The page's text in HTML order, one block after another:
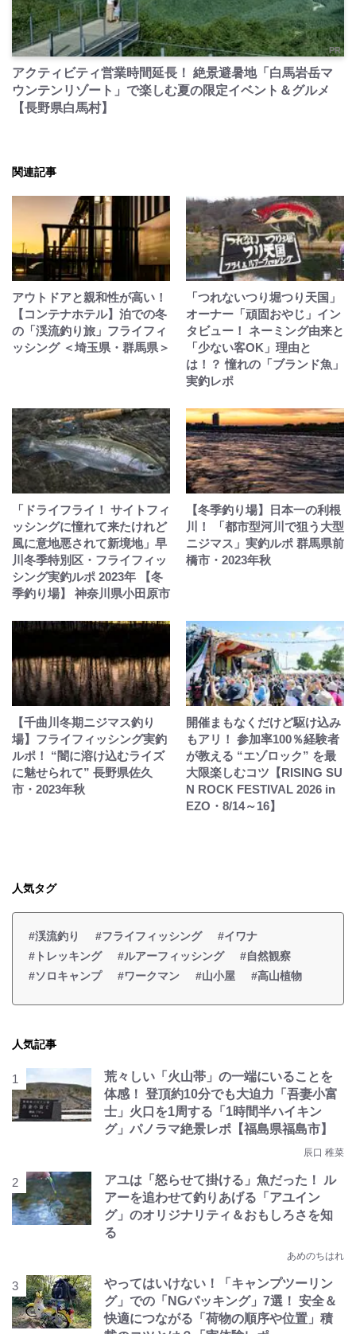
PR
アクティビティ営業時間延長！ 絶景避暑地「白馬岩岳マ
ウンテンリゾート」で楽しむ夏の限定イベント＆グルメ
【長野県白馬村】
関連記事
アウトドアと親和性が高い！
【コンテナホテル】泊での冬
の「渓流釣り旅」フライフィ
ッシング ＜埼玉県・群馬県＞
「つれないつり堀つり天国」
オーナー「頑固おやじ」イン
タビュー！ ネーミング由来と
「少ない客OK」理由と
は！？ 憧れの「ブランド魚」
実釣レポ
「ドライフライ！ サイトフィ
ッシングに憧れて来たけれど
風に意地悪されて新境地」早
川冬季特別区・フライフィッ
シング実釣ルポ 2023年 【冬
季釣り場】 神奈川県小田原市
【冬季釣り場】日本一の利根
川！ 「都市型河川で狙う大型
ニジマス」実釣ルポ 群馬県前
橋市・2023年秋
【千曲川冬期ニジマス釣り
場】フライフィッシング実釣
ルポ！ “闇に溶け込むライズ
に魅せられて” 長野県佐久
市・2023年秋
開催まもなくだけど駆け込み
もアリ！ 参加率100％経験者
が教える “エゾロック” を最
大限楽しむコツ【RISING SU
N ROCK FESTIVAL 2026 in
EZO・8/14～16】
人気タグ
#渓流釣り #フライフィッシング
#イワナ
#トレッキング
#ルアーフィッシング
#自然観察
#ソロキャンプ
#ワークマン #山小屋 #高山植物
人気記事
荒々しい「火山帯」の一端にいることを
体感！ 登頂約10分でも大迫力「吾妻小富
士」火口を1周する「1時間半ハイキン
グ」パノラマ絶景レポ【福島県福島市】
辰口 稚菜
アユは「怒らせて掛ける」魚だった！ ル
アーを追わせて釣りあげる「アユイン
グ」のオリジナリティ＆おもしろさを知
る
あめのちはれ
やってはいけない！「キャンプツーリン
グ」での「NGパッキング」7選！ 安全＆
快適につながる「荷物の順序や位置」積